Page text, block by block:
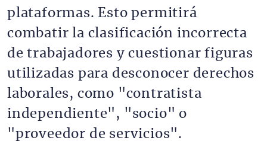
plataformas. Esto permitirá
combatir la clasificación incorrecta
de trabajadores y cuestionar figuras
utilizadas para desconocer derechos
laborales, como "contratista
independiente", "socio" o
"proveedor de servicios".